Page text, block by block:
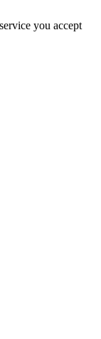
you accept